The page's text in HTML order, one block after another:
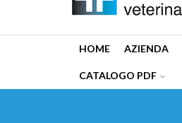
HOME AZIENDA
CATALOGO PDF